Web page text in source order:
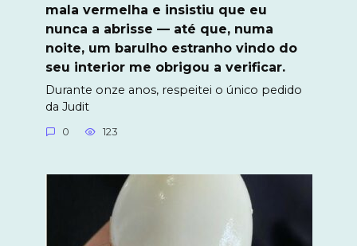
mala vermelha e insistiu que eu
nunca a abrisse — até que, numa
noite, um barulho estranho vindo do
seu interior me obrigou a verificar.
Durante onze anos, respeitei o único pedido
da Judit
0 123